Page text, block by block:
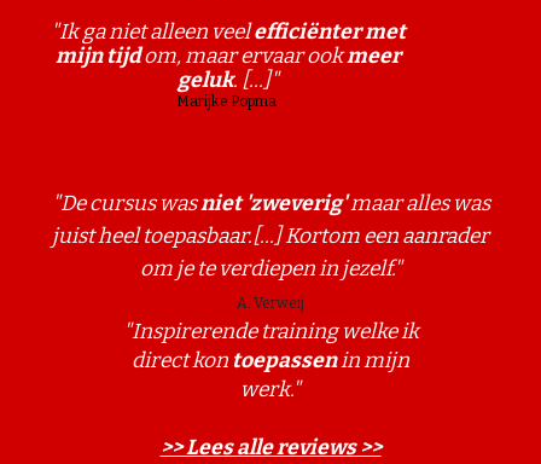
"Ik ga niet alleen veelefficiënter met
mijn tijdom, maar ervaar ookmeer
geluk. [...]"
Marijke Popma
"De cursus wasniet 'zweverig'maar alles was
juist heel toepasbaar.[...] Kortom een aanrader
om je te verdiepen in jezelf."
A. Verweij
"Inspirerende training welke ik
direct kon toepassenin mijn
werk."
>> Lees alle reviews >>